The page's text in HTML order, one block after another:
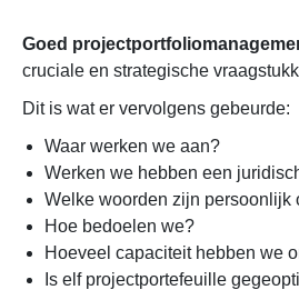
Goed
cruciale en strategische
Dit is wat er vervolgens gebeurde:
Waar werken we aan?
Werken we hebben een
Welke woorden zijn persoonlijk
Hoe bedoelen we?
Hoeveel capaciteit hebben we
Is elf projectportefeuille